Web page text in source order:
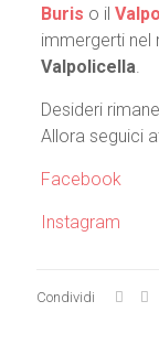
Buris o il
immergerti nel
Valpolicella.
Desideri
Allora seguici
Facebook
Instagram
Condividi